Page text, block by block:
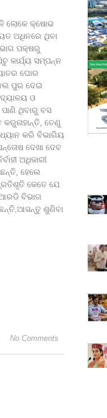
ଲୋକେ କ୍ଷୋଭ
ଅଧିନରେ ଥିବା
ପକ୍ଷରୁ
କାର୍ଯ୍ୟ ସମ୍ପନ୍ନ
ଘୋର
ପୁର ଦେଇ
ଓ
ଥିବାରୁ ବସ
ତେଣୁ
କରି ବିଭାଗିୟ
ଦେଖା ଦେବ
ଅଧିକାରୀ
ହେଲେ
କେତେ ଯେ
ଆରଡି ବିଭାଗ
ଶୁଣିବା
No Comments